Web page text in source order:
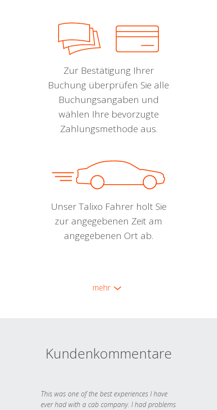
Zur Bestätigung Ihrer
Buchung überprüfen Sie alle
Buchungsangaben und
wählen Ihre bevorzugte
Zahlungsmethode aus.
Unser Talixo Fahrer holt Sie
zur angegebenen Zeit am
angegebenen Ort ab.
mehr
Kundenkommentare
This was one of the best experiences I have
ever had with a cab company. I had problems